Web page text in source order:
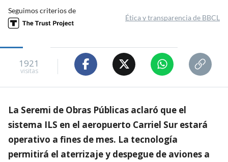
Seguimos criterios de
Ética y transparencia de BBCL
1921
visitas
La Seremi de Obras Públicas aclaró que el
sistema ILS en el aeropuerto Carriel Sur estará
operativo a fines de mes. La tecnología
permitirá el aterrizaje y despegue de aviones a